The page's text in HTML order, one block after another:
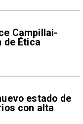
Campillai-
de Ética
estado de
con alta